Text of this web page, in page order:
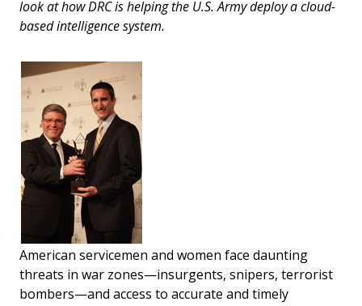
look at how DRC is helping the U.S. Army deploy a cloud-
based intelligence system.
American servicemen and women face daunting
threats in war zones—insurgents, snipers, terrorist
bombers—and access to accurate and timely